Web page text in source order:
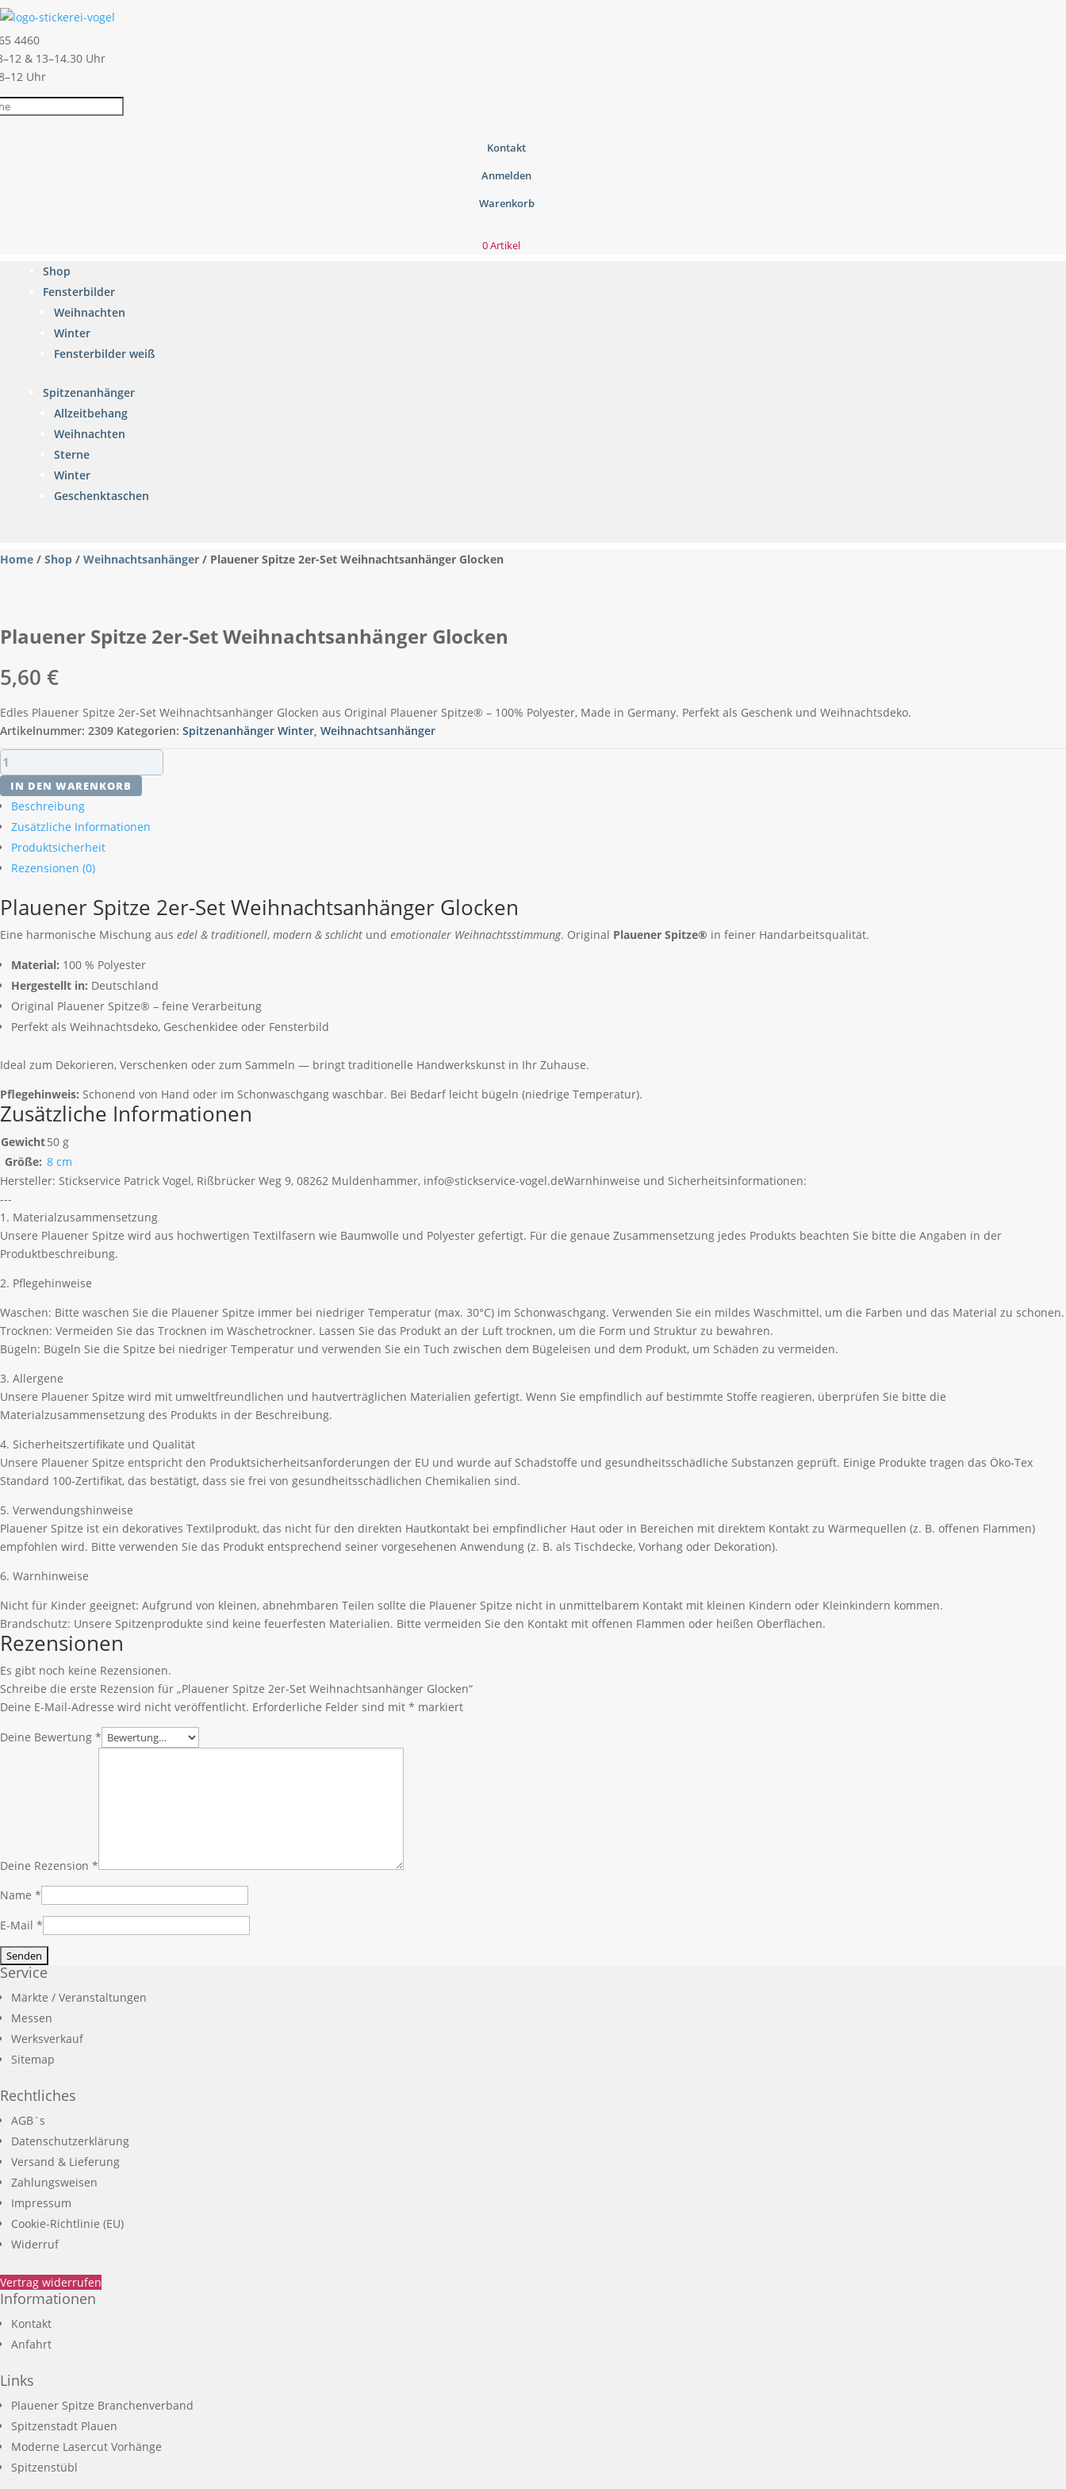
4460
& 13–14.30 Uhr
Uhr
Kontakt
Anmelden
Warenkorb
0 Artikel
Shop
Fensterbilder
Weihnachten
Winter
Fensterbilder weiß
Spitzenanhänger
Allzeitbehang
Weihnachten
Sterne
Winter
Geschenktaschen
Home / Shop / Weihnachtsanhänger / Plauener Spitze 2er-Set Weihnachtsanhänger Glocken
Plauener Spitze 2er-Set Weihnachtsanhänger Glocken
5,60 €
Edles Plauener Spitze 2er-Set Weihnachtsanhänger Glocken aus Original Plauener Spitze® – 100% Polyester, Made in Germany. Perfekt als Geschenk und Weihnachtsdeko.
Artikelnummer: 2309 Kategorien: Spitzenanhänger Winter, Weihnachtsanhänger
Plauener
Spitze
2er-
Set
Weihnachtsanhänger
Glocken
Menge
IN DEN WARENKORB
Beschreibung
Zusätzliche Informationen
Produktsicherheit
Rezensionen (0)
Plauener Spitze 2er-Set Weihnachtsanhänger Glocken
Eine harmonische Mischung aus edel & traditionell, modern & schlicht und emotionaler Weihnachtsstimmung. Original Plauener Spitze® in feiner Handarbeitsqualität.
Material: 100 % Polyester
Hergestellt in: Deutschland
Original Plauener Spitze® – feine Verarbeitung
Perfekt als Weihnachtsdeko, Geschenkidee oder Fensterbild
Ideal zum Dekorieren, Verschenken oder zum Sammeln — bringt traditionelle Handwerkskunst in Ihr Zuhause.
Pflegehinweis: Schonend von Hand oder im Schonwaschgang waschbar. Bei Bedarf leicht bügeln (niedrige Temperatur).
Zusätzliche Informationen
Gewicht50 g
Größe: 8 cm
Hersteller: Stickservice Patrick Vogel, Rißbrücker Weg 9, 08262 Muldenhammer, info@stickservice-vogel.deWarnhinweise und Sicherheitsinformationen:
---
1. Materialzusammensetzung
Unsere Plauener Spitze wird aus hochwertigen Textilfasern wie Baumwolle und Polyester gefertigt. Für die genaue Zusammensetzung jedes Produkts beachten Sie bitte die Angaben in der
Produktbeschreibung.
2. Pflegehinweise
Waschen: Bitte waschen Sie die Plauener Spitze immer bei niedriger Temperatur (max. 30°C) im Schonwaschgang. Verwenden Sie ein mildes Waschmittel, um die Farben und das Material zu schonen.
Trocknen: Vermeiden Sie das Trocknen im Wäschetrockner. Lassen Sie das Produkt an der Luft trocknen, um die Form und Struktur zu bewahren.
Bügeln: Bügeln Sie die Spitze bei niedriger Temperatur und verwenden Sie ein Tuch zwischen dem Bügeleisen und dem Produkt, um Schäden zu vermeiden.
3. Allergene
Unsere Plauener Spitze wird mit umweltfreundlichen und hautverträglichen Materialien gefertigt. Wenn Sie empfindlich auf bestimmte Stoffe reagieren, überprüfen Sie bitte die
Materialzusammensetzung des Produkts in der Beschreibung.
4. Sicherheitszertifikate und Qualität
Unsere Plauener Spitze entspricht den Produktsicherheitsanforderungen der EU und wurde auf Schadstoffe und gesundheitsschädliche Substanzen geprüft. Einige Produkte tragen das Öko-Tex
Standard 100-Zertifikat, das bestätigt, dass sie frei von gesundheitsschädlichen Chemikalien sind.
5. Verwendungshinweise
Plauener Spitze ist ein dekoratives Textilprodukt, das nicht für den direkten Hautkontakt bei empfindlicher Haut oder in Bereichen mit direktem Kontakt zu Wärmequellen (z. B. offenen Flammen)
empfohlen wird. Bitte verwenden Sie das Produkt entsprechend seiner vorgesehenen Anwendung (z. B. als Tischdecke, Vorhang oder Dekoration).
6. Warnhinweise
Nicht für Kinder geeignet: Aufgrund von kleinen, abnehmbaren Teilen sollte die Plauener Spitze nicht in unmittelbarem Kontakt mit kleinen Kindern oder Kleinkindern kommen.
Brandschutz: Unsere Spitzenprodukte sind keine feuerfesten Materialien. Bitte vermeiden Sie den Kontakt mit offenen Flammen oder heißen Oberflächen.
Rezensionen
Es gibt noch keine Rezensionen.
Schreibe die erste Rezension für „Plauener Spitze 2er-Set Weihnachtsanhänger Glocken“
Deine E-Mail-Adresse wird nicht veröffentlicht. Erforderliche Felder sind mit * markiert
Deine Bewertung *
Deine Rezension *
Name *
E-Mail *
Service
Märkte / Veranstaltungen
Messen
Werksverkauf
Sitemap
Rechtliches
AGB´s
Datenschutzerklärung
Versand & Lieferung
Zahlungsweisen
Impressum
Cookie-Richtlinie (EU)
Widerruf
Vertrag widerrufen
Informationen
Kontakt
Anfahrt
Links
Plauener Spitze Branchenverband
Spitzenstadt Plauen
Moderne Lasercut Vorhänge
Spitzenstübl